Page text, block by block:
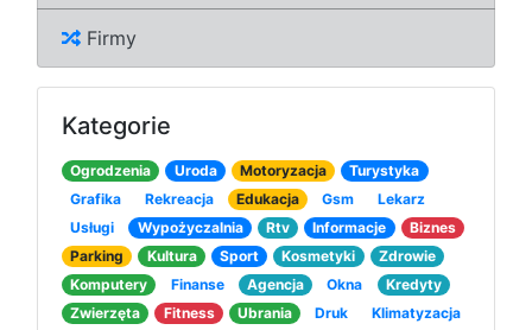
Firmy
Kategorie
Ogrodzenia Uroda Motoryzacja
Turystyka
Grafika
Rekreacja Edukacja Gsm
Lekarz
Usługi
Wypożyczalnia Rtv Informacje
Biznes
Parking
Kultura Sport Kosmetyki
Zdrowie
Komputery
Finanse Agencja Okna
Kredyty
Zwierzęta
Fitness Ubrania Druk
Klimatyzacja